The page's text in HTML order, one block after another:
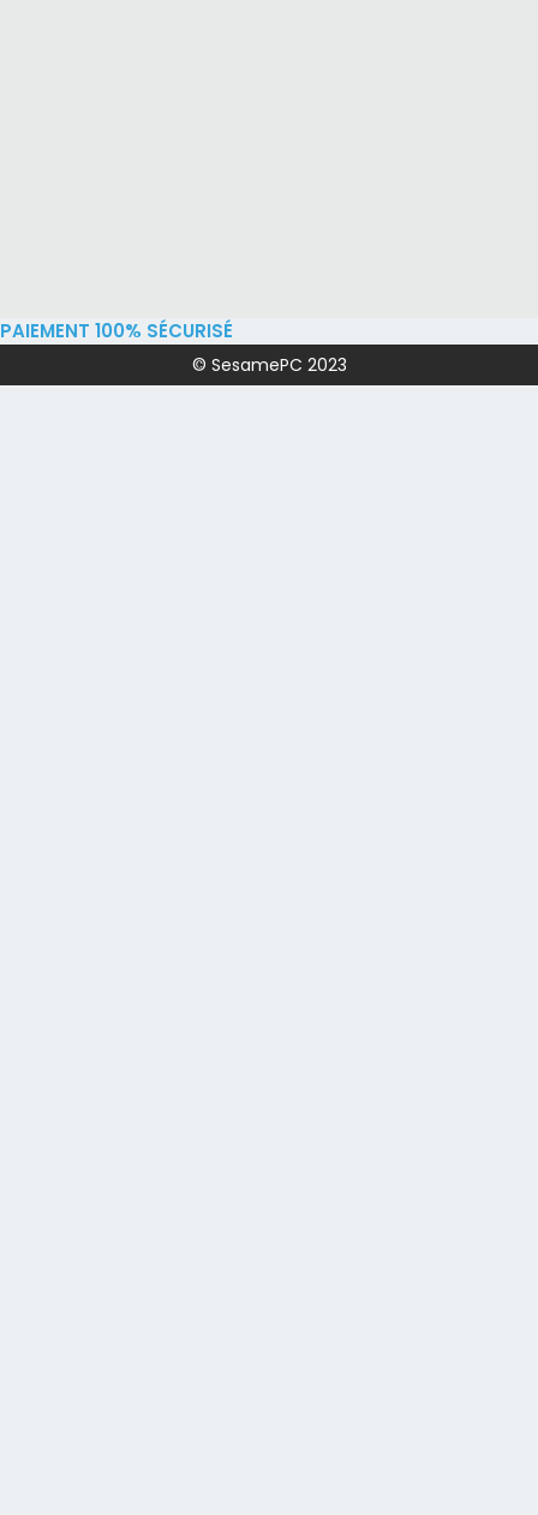
PAIEMENT 100% SÉCURISÉ
© SesamePC 2023